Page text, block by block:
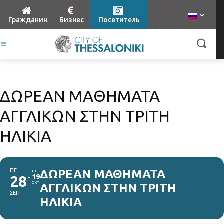
Гражданин Бизнес Посетитель
ΔΩΡΕΑΝ ΜΑΘΗΜΑΤΑ
ΑΓΓΛΙΚΩΝ ΣΤΗΝ ΤΡΙΤΗ
ΗΛΙΚΙΑ
ΠΕ
28
ΣΕΠ
ΠΕ
19
ΟΚΤ
ΔΩΡΕΑΝ ΜΑΘΗΜΑΤΑ
ΑΓΓΛΙΚΩΝ ΣΤΗΝ ΤΡΙΤΗ
ΗΛΙΚΙΑ